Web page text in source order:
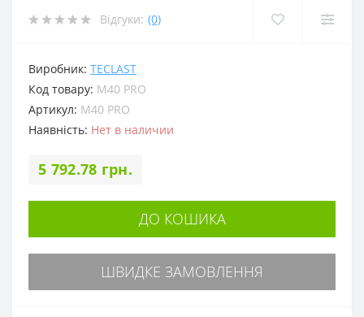
Відгуки: (0)
Виробник: TECLAST
Код товару: M40 PRO
Артикул: M40 PRO
Наявність: Нет в наличии
5 792.78 грн.
ДО КОШИКА
ШВИДКЕ ЗАМОВЛЕННЯ